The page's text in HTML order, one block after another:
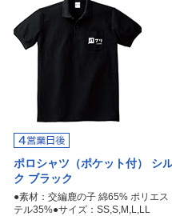
ポロシャツ（ポケット付） シ
ク ブラック
●素材：交編鹿の子 綿65% ポリエス
テル35%●サイズ：SS,S,M,L,LL